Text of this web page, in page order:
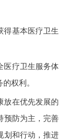
基本医疗卫生
医疗卫生服务体
权利。
在优先发展的
预防为主，完善
划和行动，推进